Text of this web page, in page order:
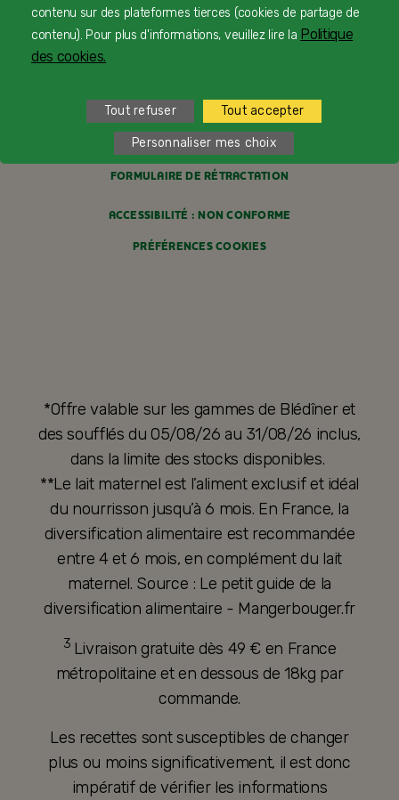
MENTIONS LÉGALES
POLITIQUE DE CONFIDENTIALITÉ
CONDITIONS GÉNÉRALES DE VENTE
FORMULAIRE DE RÉTRACTATION
ACCESSIBILITÉ : NON CONFORME
PRÉFÉRENCES COOKIES
*Offre valable sur les gammes de Blédîner et
des soufflés du 05/08/26 au 31/08/26 inclus,
dans la limite des stocks disponibles.
**Le lait maternel est l’aliment exclusif et idéal
du nourrisson jusqu’à 6 mois. En France, la
diversification alimentaire est recommandée
entre 4 et 6 mois, en complément du lait
maternel. Source : Le petit guide de la
diversification alimentaire - Mangerbouger.fr
3 Livraison gratuite dès 49 € en France
métropolitaine et en dessous de 18kg par
commande.
Les recettes sont susceptibles de changer
plus ou moins significativement, il est donc
impératif de vérifier les informations
contenu sur des plateformes tierces (cookies de partage de
contenu). Pour plus d'informations, veuillez lire la Politique
des cookies.
Tout refuser Tout accepter
Personnaliser mes choix